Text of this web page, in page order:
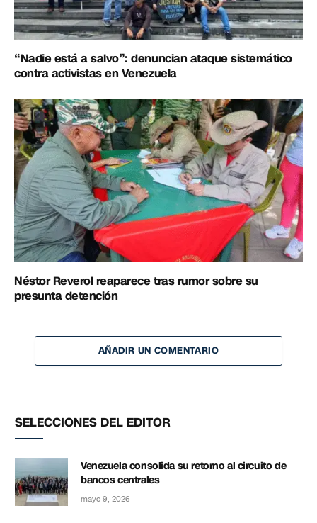
“Nadie está a salvo”: denuncian ataque sistemático
contra activistas en Venezuela
Néstor Reverol reaparece tras rumor sobre su
presunta detención
AÑADIR UN COMENTARIO
SELECCIONES DEL EDITOR
Venezuela consolida su retorno al circuito de
bancos centrales
mayo 9, 2026